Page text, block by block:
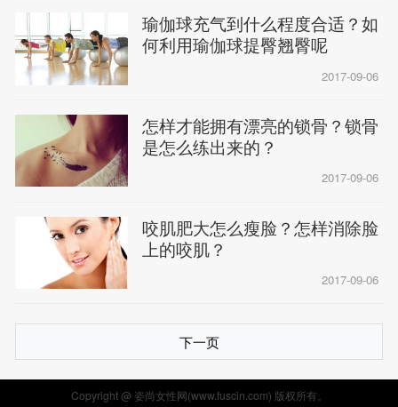
瑜伽球充气到什么程度合适？如
何利用瑜伽球提臀翘臀呢
2017-09-06
怎样才能拥有漂亮的锁骨？锁骨
是怎么练出来的？
2017-09-06
咬肌肥大怎么瘦脸？怎样消除脸
上的咬肌？
2017-09-06
下一页
Copyright @ 姿尚女性网(www.fuscin.com) 版权所有。